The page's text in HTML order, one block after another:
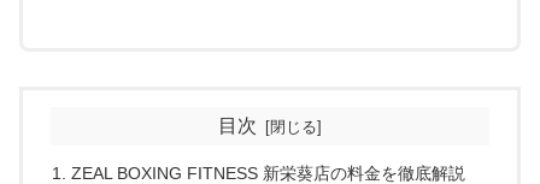
目次
ZEAL BOXING FITNESS 新栄葵店の料金を徹底解説